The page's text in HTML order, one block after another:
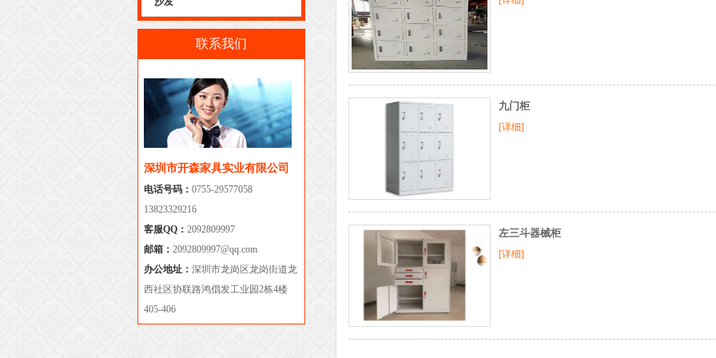
九门柜
[详细]
左三斗器械柜
[详细]
联系我们
深圳市开森家具实业有限公司
电话号码： 0755-29577058
13823329216
客服QQ： 2092809997
邮箱： 2092809997@qq.com
办公地址： 深圳市龙岗区龙岗街道龙
西社区协联路鸿倡发工业园2栋4楼
405-406